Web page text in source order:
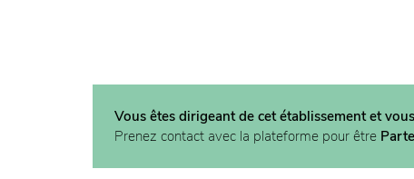
Vous êtes dirigeant de cet établissement et
Prenez contact avec la plateforme pour être